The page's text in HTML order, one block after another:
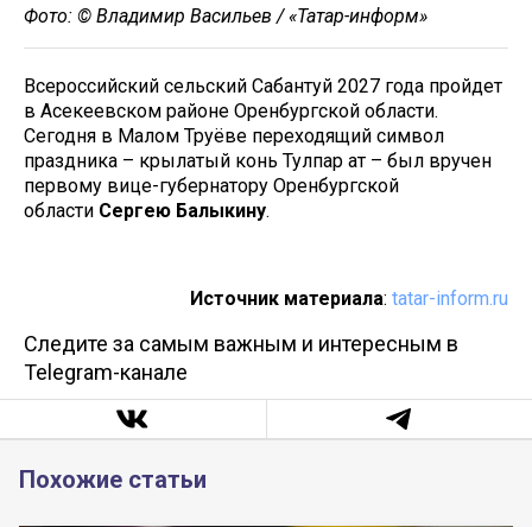
Фото: © Владимир Васильев / «Татар-информ»
Всероссийский сельский Сабантуй 2027 года пройдет
в Асекеевском районе Оренбургской области.
Сегодня в Малом Труёве переходящий символ
праздника – крылатый конь Тулпар ат – был вручен
первому вице-губернатору Оренбургской
области Сергею Балыкину.
Источник материала: tatar-inform.ru
Следите за самым важным и интересным в
Telegram-канале
Похожие статьи